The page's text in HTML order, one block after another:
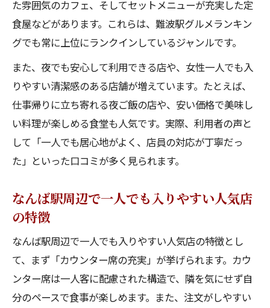
た雰囲気のカフェ、そしてセットメニューが充実した定
食屋などがあります。これらは、難波駅グルメランキン
グでも常に上位にランクインしているジャンルです。
また、夜でも安心して利用できる店や、女性一人でも入
りやすい清潔感のある店舗が増えています。たとえば、
仕事帰りに立ち寄れる夜ご飯の店や、安い価格で美味し
い料理が楽しめる食堂も人気です。実際、利用者の声と
して「一人でも居心地がよく、店員の対応が丁寧だっ
た」といった口コミが多く見られます。
なんば駅周辺で一人でも入りやすい人気店
の特徴
なんば駅周辺で一人でも入りやすい人気店の特徴とし
て、まず「カウンター席の充実」が挙げられます。カウ
ンター席は一人客に配慮された構造で、隣を気にせず自
分のペースで食事が楽しめます。また、注文がしやすい